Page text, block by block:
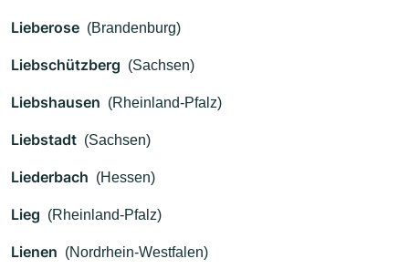
Lieberose (Brandenburg)
Liebschützberg (Sachsen)
Liebshausen (Rheinland-Pfalz)
Liebstadt (Sachsen)
Liederbach (Hessen)
Lieg (Rheinland-Pfalz)
Lienen (Nordrhein-Westfalen)